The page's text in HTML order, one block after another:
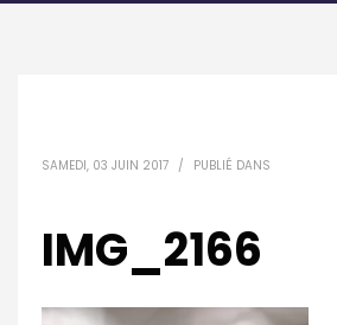
SAMEDI, 03 JUIN 2017 / PUBLIÉ DANS
IMG_2166